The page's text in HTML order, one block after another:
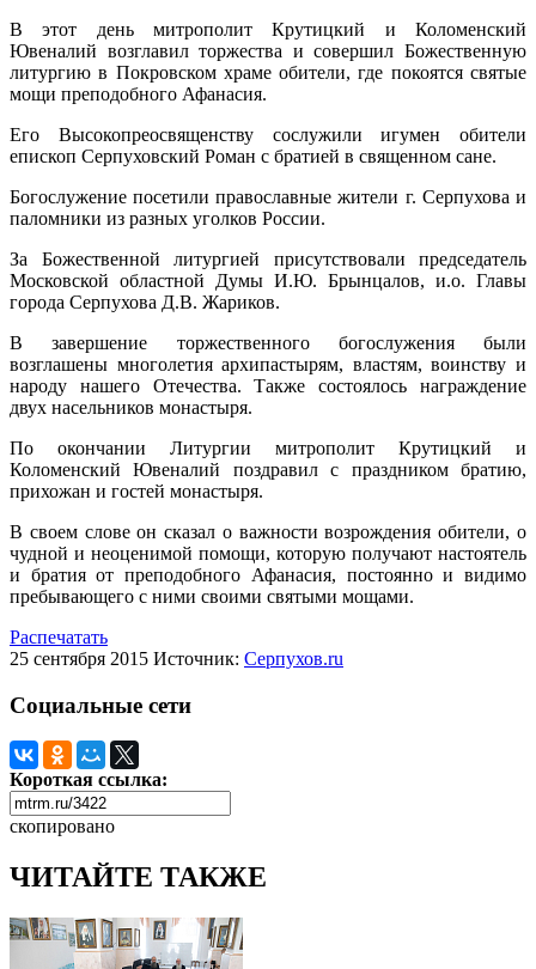
В этот день митрополит Крутицкий и Коломенский
Ювеналий возглавил торжества и совершил Божественную
литургию в Покровском храме обители, где покоятся святые
мощи преподобного Афанасия.
Его Высокопреосвященству сослужили игумен обители
епископ Серпуховский Роман с братией в священном сане.
Богослужение посетили православные жители г. Серпухова и
паломники из разных уголков России.
За Божественной литургией присутствовали председатель
Московской областной Думы И.Ю. Брынцалов, и.о. Главы
города Серпухова Д.В. Жариков.
В завершение торжественного богослужения были
возглашены многолетия архипастырям, властям, воинству и
народу нашего Отечества. Также состоялось награждение
двух насельников монастыря.
По окончании Литургии митрополит Крутицкий и
Коломенский Ювеналий поздравил с праздником братию,
прихожан и гостей монастыря.
В своем слове он сказал о важности возрождения обители, о
чудной и неоценимой помощи, которую получают настоятель
и братия от преподобного Афанасия, постоянно и видимо
пребывающего с ними своими святыми мощами.
Распечатать
25 сентября 2015 Источник: Серпухов.ru
Социальные сети
Короткая ссылка:
скопировано
ЧИТАЙТЕ ТАКЖЕ